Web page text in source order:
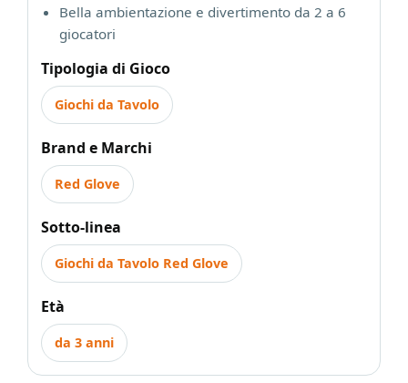
Bella ambientazione e divertimento da 2 a 6
giocatori
Tipologia di Gioco
Giochi da Tavolo
Brand e Marchi
Red Glove
Sotto-linea
Giochi da Tavolo Red Glove
Età
da 3 anni